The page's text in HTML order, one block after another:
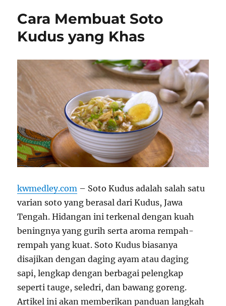
Cara Membuat Soto
Kudus yang Khas
kwmedley.com – Soto Kudus adalah salah satu
varian soto yang berasal dari Kudus, Jawa
Tengah. Hidangan ini terkenal dengan kuah
beningnya yang gurih serta aroma rempah-
rempah yang kuat. Soto Kudus biasanya
disajikan dengan daging ayam atau daging
sapi, lengkap dengan berbagai pelengkap
seperti tauge, seledri, dan bawang goreng.
Artikel ini akan memberikan panduan langkah